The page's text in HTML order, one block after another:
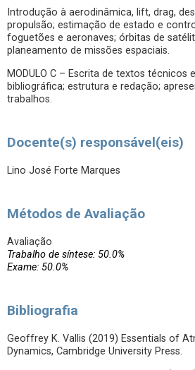
Introdução à aerodinâmica, lift, drag,
propulsão; estimação de estado e
foguetões e aeronaves; órbitas de
planeamento de missões espaciais.
MODULO C – Escrita de textos técnicos
bibliográfica; estrutura e redação;
trabalhos.
Docente(s) responsável(eis)
Lino José Forte Marques
Métodos de Avaliação
Avaliação
Trabalho de síntese: 50.0%
Exame: 50.0%
Bibliografia
Geoffrey K. Vallis (2019) Essentials of
Dynamics, Cambridge University Press.